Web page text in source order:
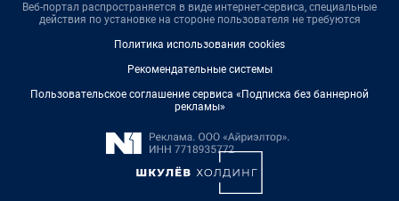
Веб-портал распространяется в виде интернет-сервиса, специальные
действия по установке на стороне пользователя не требуются
Политика использования cookies
Рекомендательные системы
Пользовательское соглашение сервиса «Подписка без баннерной
рекламы»